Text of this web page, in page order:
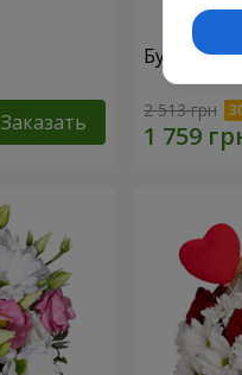
Заказать
Букет
2 513 грн